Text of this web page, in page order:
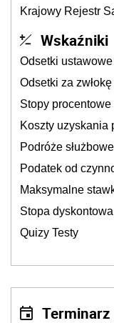
Krajowy Rejestr
Wskaźniki
Odsetki
Odsetki za
Stopy
Koszty uzyskania
Podróże
Podatek od
Maksymalne
Stopa
Quizy Testy
Terminarz